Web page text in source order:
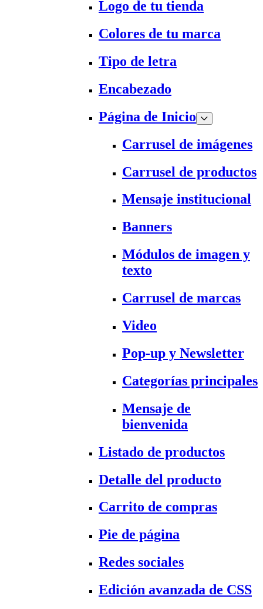
Logo de tu tienda
Colores de tu marca
Tipo de letra
Encabezado
Página de Inicio
Carrusel de imágenes
Carrusel de productos
Mensaje institucional
Banners
Módulos de imagen y
texto
Carrusel de marcas
Video
Pop-up y Newsletter
Categorías principales
Mensaje de
bienvenida
Listado de productos
Detalle del producto
Carrito de compras
Pie de página
Redes sociales
Edición avanzada de CSS